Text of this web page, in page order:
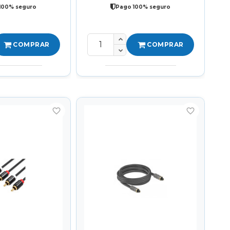
seguro
COMPRAR
Pago 100% seguro
COMPRAR
favorite_border favorite_border